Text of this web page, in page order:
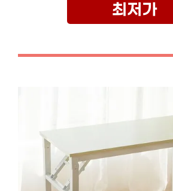
최저가